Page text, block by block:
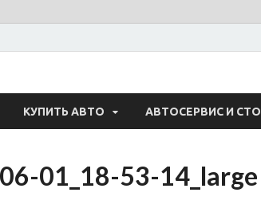
— Авто
КУПИТЬ АВТО АВТОСЕРВИС И СТО
01_18-53-14_large